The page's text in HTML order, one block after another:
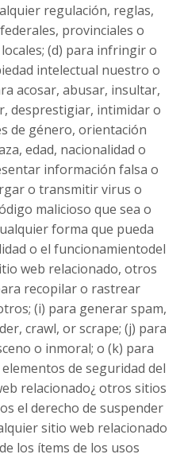
regulación, reglas,
provinciales o
(d) para infringir o
intelectual nuestro o
acosar, abusar, insultar,
desprestigiar, intimidar o
de género, orientación
edad, nacionalidad o
información falsa o
o transmitir virus o
malicioso que sea o
forma que pueda
o el funcionamientodel
web relacionado, otros
recopilar o rastrear
(i) para generar spam,
crawl, or scrape; (j) para
o inmoral; o (k) para
de seguridad del
relacionado¿ otros sitios
el derecho de suspender
sitio web relacionado
los ítems de los usos